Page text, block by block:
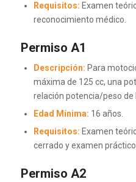
Requisitos: Examen
reconocimiento médico.
Permiso A1
Descripción: Para
máxima de 125 cc, una
relación potencia/peso de
Edad Mínima: 16 años.
Requisitos: Examen
cerrado y examen
Permiso A2